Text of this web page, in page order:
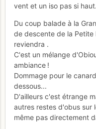
vent et un iso pas si
Du coup balade à la
de descente de la
reviendra .
C'est un mélange
ambiance !
Dommage pour le
dessous...
D'ailleurs c'est étrange
autres restes d'obus sur
même pas directement